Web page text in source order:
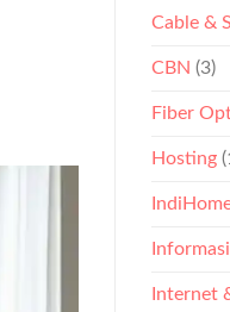
Cable &
CBN (3)
Fiber
Hosting
Internet